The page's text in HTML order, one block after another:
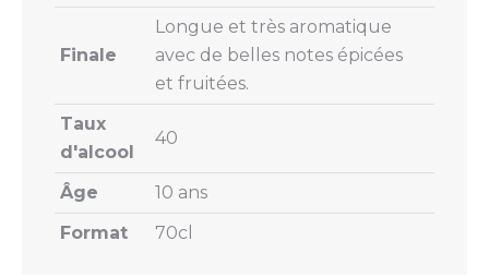
Finale
Longue et très aromatique
avec de belles notes épicées
et fruitées.
Taux
d'alcool
40
Âge
10 ans
Format
70cl